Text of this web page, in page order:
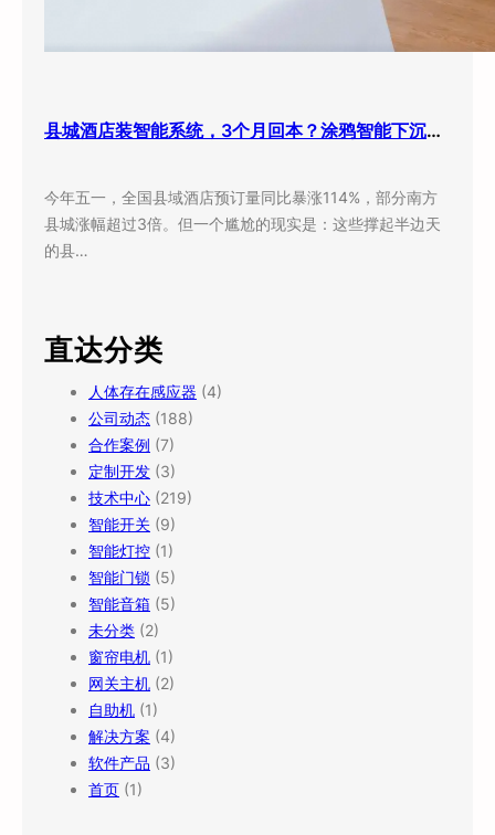
县城酒店装智能系统，3个月回本？涂鸦智能下沉市场打法曝光
今年五一，全国县域酒店预订量同比暴涨114%，部分南方
县城涨幅超过3倍。但一个尴尬的现实是：这些撑起半边天
的县…
直达分类
人体存在感应器 (4)
公司动态 (188)
合作案例 (7)
定制开发 (3)
技术中心 (219)
智能开关 (9)
智能灯控 (1)
智能门锁 (5)
智能音箱 (5)
未分类 (2)
窗帘电机 (1)
网关主机 (2)
自助机 (1)
解决方案 (4)
软件产品 (3)
首页 (1)